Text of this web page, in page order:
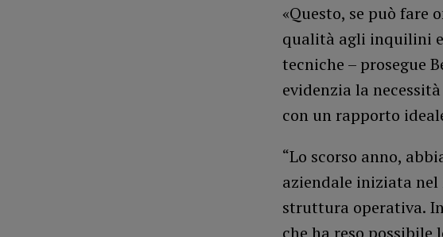
«Questo, se può fare
qualità agli inquilini
tecniche – prosegue
evidenzia la
con un rapporto
“Lo scorso anno,
aziendale iniziata
struttura operativa.